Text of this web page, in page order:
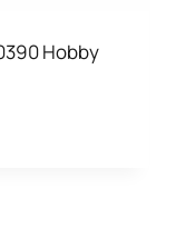
Ηobby